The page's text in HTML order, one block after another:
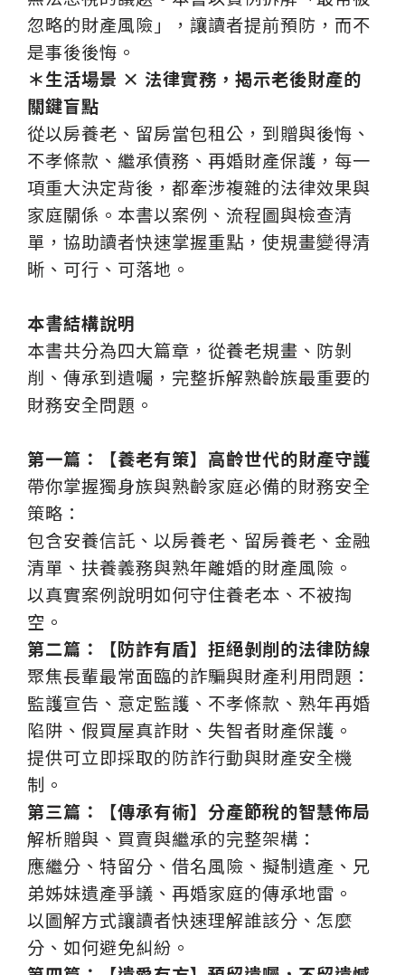
忽略的財產風險」，讓讀者提前預防，而不
是事後後悔。
＊生活場景 × 法律實務，揭示老後財產的
關鍵盲點
從以房養老、留房當包租公，到贈與後悔、
不孝條款、繼承債務、再婚財產保護，每一
項重大決定背後，都牽涉複雜的法律效果與
家庭關係。本書以案例、流程圖與檢查清
單，協助讀者快速掌握重點，使規畫變得清
晰、可行、可落地。
本書結構說明
本書共分為四大篇章，從養老規畫、防剝
削、傳承到遺囑，完整拆解熟齡族最重要的
財務安全問題。
第一篇：
【養老有策】高齡世代的財產守護
帶你掌握獨身族與熟齡家庭必備的財務安全
策略：
包含安養信託、以房養老、留房養老、金融
清單、扶養義務與熟年離婚的財產風險。
以真實案例說明如何守住養老本、不被掏
空。
第二篇：
【防詐有盾】拒絕剝削的法律防線
聚焦長輩最常面臨的詐騙與財產利用問題：
監護宣告、意定監護、不孝條款、熟年再婚
陷阱、假買屋真詐財、失智者財產保護。
提供可立即採取的防詐行動與財產安全機
制。
第三篇：
【傳承有術】分產節稅的智慧佈局
解析贈與、買賣與繼承的完整架構：
應繼分、特留分、借名風險、擬制遺產、兄
弟姊妹遺產爭議、再婚家庭的傳承地雷。
以圖解方式讓讀者快速理解誰該分、怎麼
分、如何避免糾紛。